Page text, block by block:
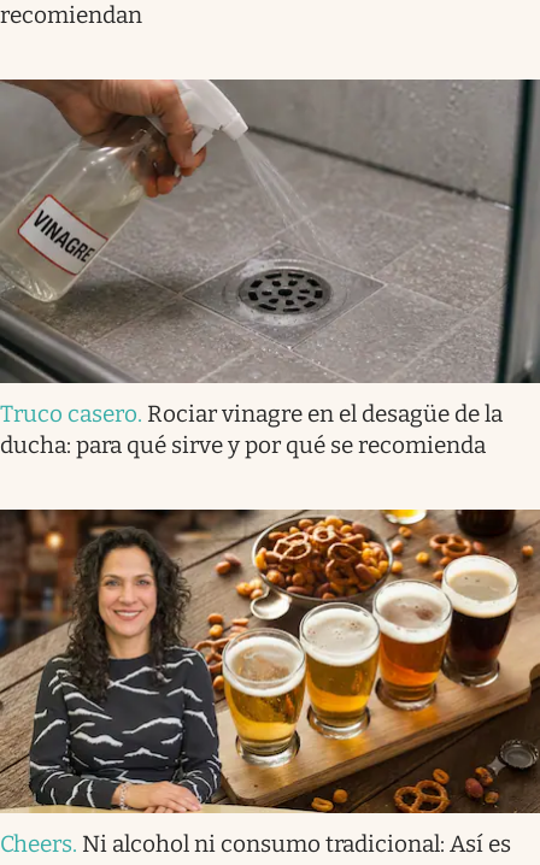
recomiendan
Truco casero. Rociar vinagre en el desagüe de la
ducha: para qué sirve y por qué se recomienda
Cheers. Ni alcohol ni consumo tradicional: Así es